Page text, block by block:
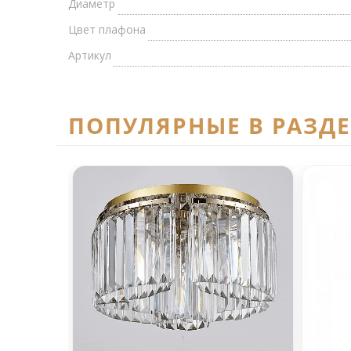
Диаметр
Цвет плафона
Артикул
ПОПУЛЯРНЫЕ В